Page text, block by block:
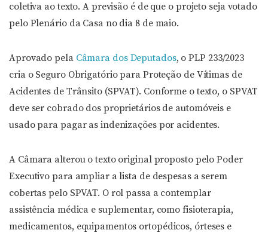
coletiva ao texto. A previsão é de que o projeto seja votado
pelo Plenário da Casa no dia 8 de maio.
Aprovado pela Câmara dos Deputados, o PLP 233/2023
cria o Seguro Obrigatório para Proteção de Vítimas de
Acidentes de Trânsito (SPVAT). Conforme o texto, o SPVAT
deve ser cobrado dos proprietários de automóveis e
usado para pagar as indenizações por acidentes.
A Câmara alterou o texto original proposto pelo Poder
Executivo para ampliar a lista de despesas a serem
cobertas pelo SPVAT. O rol passa a contemplar
assistência médica e suplementar, como fisioterapia,
medicamentos, equipamentos ortopédicos, órteses e